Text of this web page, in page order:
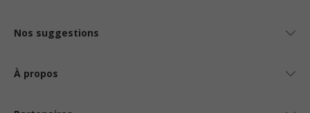
Nos suggestions
À propos